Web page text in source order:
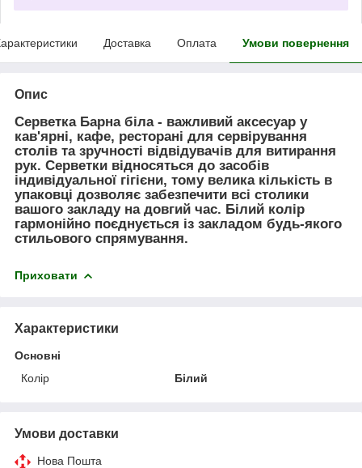
Доставка Оплата Умови повернення
Опис
Серветка Барна біла- важливий аксесуар у
кав'ярні, кафе, ресторані для сервірування
столів та зручності відвідувачів для витирання
рук. Серветки відносяться до засобів
індивідуальної гігієни, тому велика кількість в
упаковці дозволяє забезпечити всі столики
вашого закладу на довгий час. Білий колір
гармонійно поєднується із закладом будь-якого
стильового спрямування.
Приховати
Характеристики
Основні
Колір
Білий
Умови доставки
Нова Пошта